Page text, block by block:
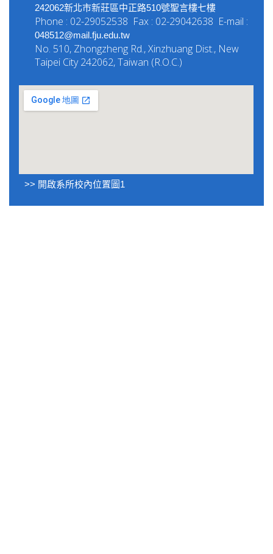
242062新北市新莊區中正路510號聖言樓七樓
Phone : 02-29052538 Fax : 02-29042638 E-mail :
048512@mail.fju.edu.tw
No. 510, Zhongzheng Rd., Xinzhuang Dist., New
Taipei City 242062, Taiwan (R.O.C.)
>> 開啟系所校內位置圖1